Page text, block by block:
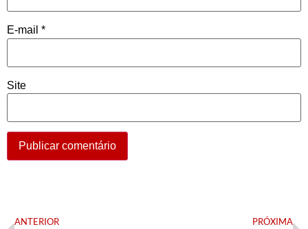
E-mail *
Site
ANTERIOR PRÓXIMA